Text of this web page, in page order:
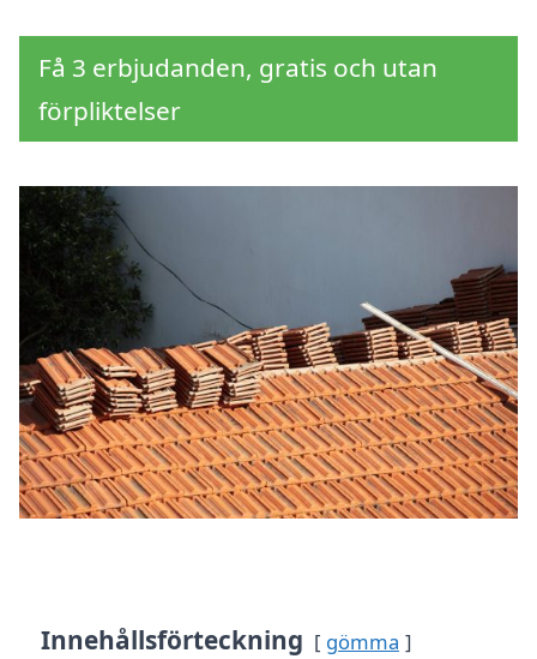
Få 3 erbjudanden, gratis och utan
förpliktelser
Innehållsförteckning gömma